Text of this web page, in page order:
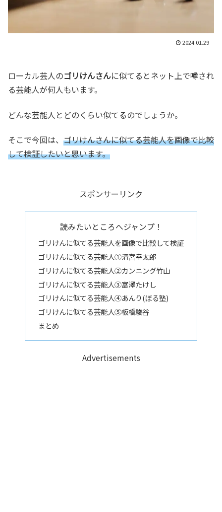
2024.01.29
ローカル芸人のゴリけんさんに似てるとネット上で噂され
る芸能人が何人もいます。
どんな芸能人とどのくらい似てるのでしょうか。
そこで今回は、 ゴリけんさんに似てる芸能人を画像で比較
して検証したいと思います。
スポンサーリンク
読みたいところへジャンプ！
ゴリけんに似てる芸能人を画像で比較して検証
ゴリけんに似てる芸能人①清宮幸太郎
ゴリけんに似てる芸能人②カンニング竹山
ゴリけんに似てる芸能人③富澤たけし
ゴリけんに似てる芸能人④あんり(ぼる塾)
ゴリけんに似てる芸能人⑤板橋駿谷
まとめ
Advertisements